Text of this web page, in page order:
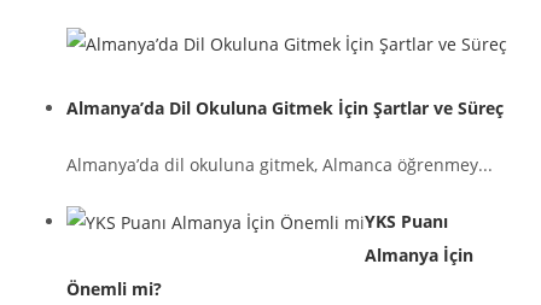
Almanya’da Dil Okuluna Gitmek İçin Şartlar ve Süreç
Almanya’da dil okuluna gitmek, Almanca öğrenmey...
YKS Puanı
Almanya İçin
Önemli mi?